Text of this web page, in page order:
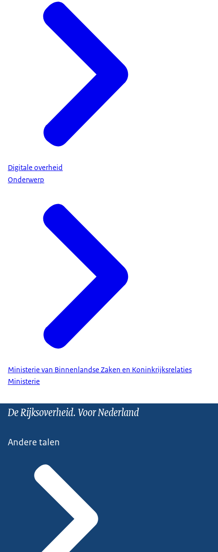
Digitale overheid
Onderwerp
Ministerie van Binnenlandse Zaken en Koninkrijksrelaties
Ministerie
De Rijksoverheid. Voor Nederland
Andere talen